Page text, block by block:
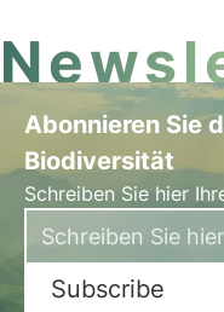
Abonnieren Sie
Biodiversität
Schreiben Sie hier
Subscribe